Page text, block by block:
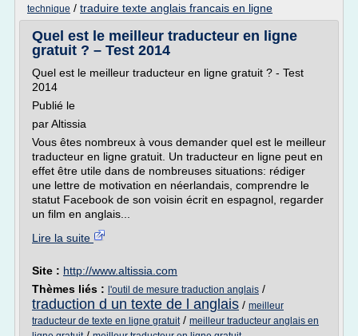
technique / traduire texte anglais francais en ligne
Quel est le meilleur traducteur en ligne
gratuit ? – Test 2014
Quel est le meilleur traducteur en ligne gratuit ? - Test
2014
Publié le
par Altissia
Vous êtes nombreux à vous demander quel est le meilleur
traducteur en ligne gratuit. Un traducteur en ligne peut en
effet être utile dans de nombreuses situations: rédiger
une lettre de motivation en néerlandais, comprendre le
statut Facebook de son voisin écrit en espagnol, regarder
un film en anglais...
Lire la suite
Site : http://www.altissia.com
Thèmes liés : l'outil de mesure traduction anglais /
traduction d un texte de l anglais / meilleur
traducteur de texte en ligne gratuit/ meilleur traducteur anglais en